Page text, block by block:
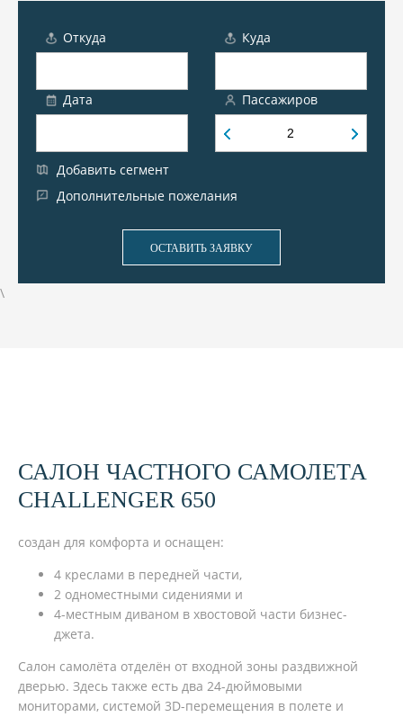
Откуда Куда
Дата Пассажиров
Добавить сегмент
Дополнительные пожелания
ОСТАВИТЬ ЗАЯВКУ
\
САЛОН ЧАСТНОГО САМОЛЕТА
CHALLENGER 650
создан для комфорта и оснащен:
4 креслами в передней части,
2 одноместными сидениями и
4-местным диваном в хвостовой части бизнес-
джета.
Салон самолёта отделён от входной зоны раздвижной
дверью. Здесь также есть два 24-дюймовыми
мониторами, системой 3D-перемещения в полете и